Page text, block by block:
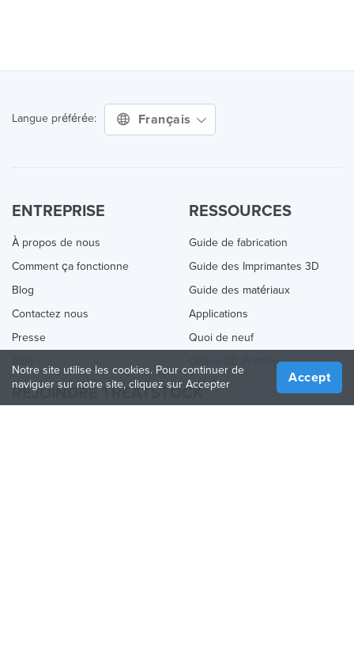
Langue préférée: Français
ENTREPRISE
À propos de nous
Comment ça fonctionne
Blog
Contactez nous
Presse
RESSOURCES
Guide de fabrication
Guide des Imprimantes 3D
Guide des matériaux
Applications
Quoi de neuf
Online 3D Printing
REJOINDRE TREATSTOCK
Notre site utilise les cookies. Pour continuer de
naviguer sur notre site, cliquez sur Accepter
Accept